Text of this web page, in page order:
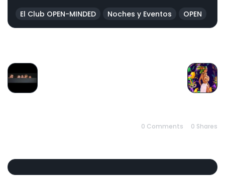
El Club OPEN-MINDED Noches y Eventos OPEN
0 Comments 0 Shares